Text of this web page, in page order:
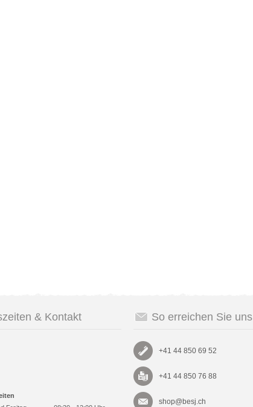
& Kontakt So erreichen Sie uns
+41 44 850 69 52
+41 44 850 76 88
shop@besj.ch